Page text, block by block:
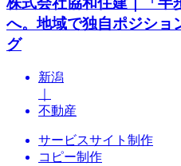
へ。地域で独自ポジショ
グ
新潟
不動産
サービスサイト制作
コピー制作